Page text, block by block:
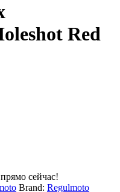
Red
сейчас!
Brand: Regulmoto